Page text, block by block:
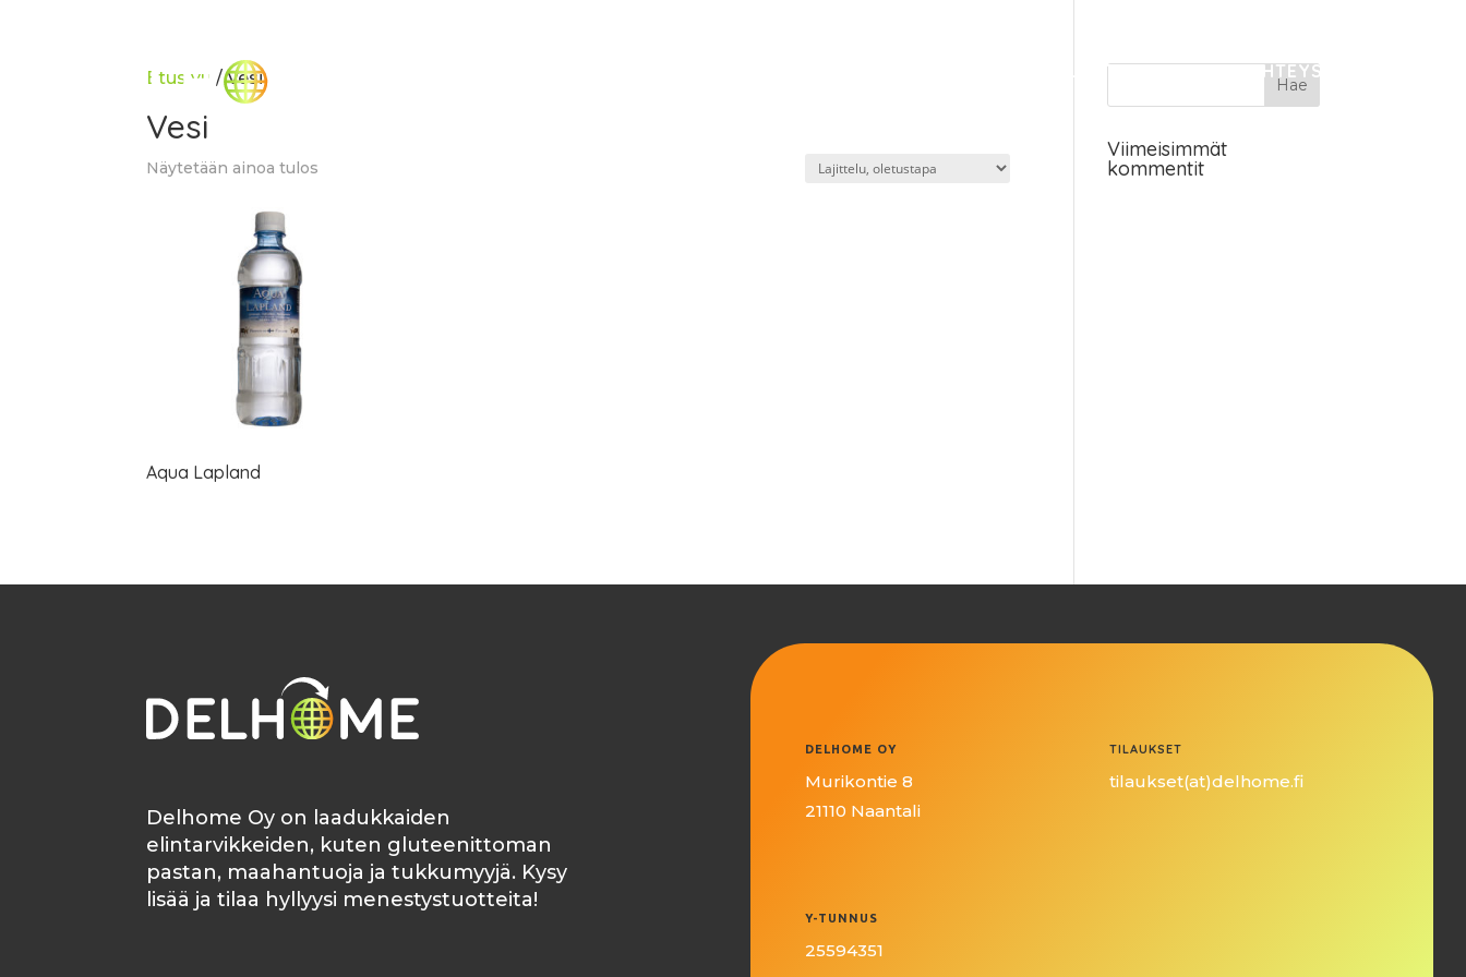
ETUSIVU TUOTTEET YHTEYSTIEDOT
Etusivu / Vesi
Vesi
Näytetään ainoa tulos
Aqua Lapland
Viimeisimmät
kommentit
Delhome Oy on laadukkaiden
elintarvikkeiden, kuten gluteenittoman
pastan, maahantuoja ja tukkumyyjä. Kysy
lisää ja tilaa hyllyysi menestystuotteita!
DELHOME OY
Murikontie 8
21110 Naantali
Y-TUNNUS
25594351
TILAUKSET
tilaukset(at)delhome.fi